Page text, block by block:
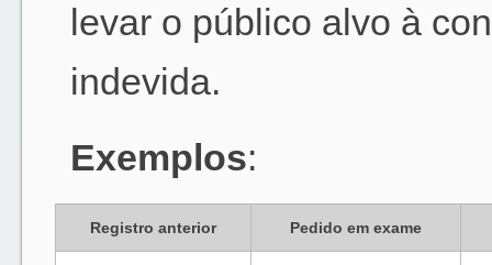
levar o público alvo à
indevida.
Exemplos:
Registro anterior Pedido em exame